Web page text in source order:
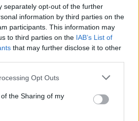
separately opt-out of the further
information by third parties on the
participants. This information may
to third parties on the IAB’s List of
that may further disclose it to other
app uses one or more Google
or usage behaviour. You may click to
to Google and its third-party tags to
specified purposes in below Google
Opt Outs
the Sharing of my
| 2020.09.02 14:41
választéka:
a kínálatból
tudás hatalom